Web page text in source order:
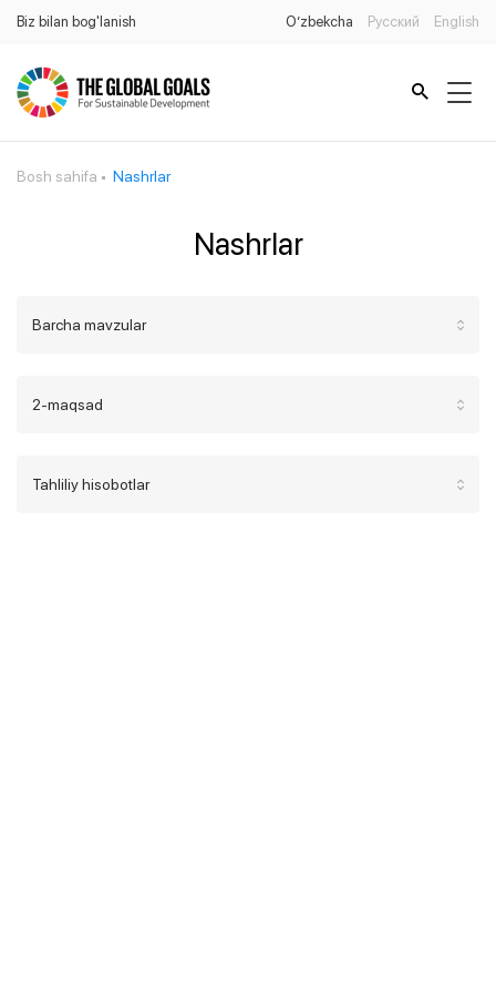
Biz bilan bog'lanish O’zbekcha Русский English
Bosh sahifa Nashrlar
Nashrlar
Barcha mavzular
2-maqsad
Tahliliy hisobotlar